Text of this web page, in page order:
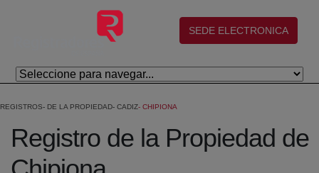
Eduki nagusira joan
(abre en nueva ventana)
SEDE ELECTRONICA
REGISTROS DE LA PROPIEDAD CADIZ CHIPIONA
Registro de la Propiedad de